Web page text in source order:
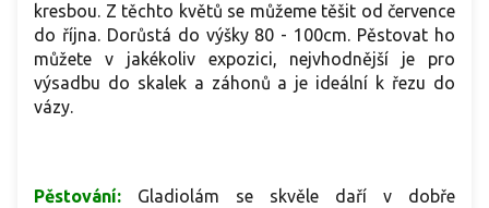
kresbou. Z těchto květů se můžeme těšit od července
do října. Dorůstá do výšky 80 - 100cm. Pěstovat ho
můžete v jakékoliv expozici, nejvhodnější je pro
výsadbu do skalek a záhonů a je ideální k řezu do
vázy.
Pěstování:
Gladiolám se skvěle daří v dobře